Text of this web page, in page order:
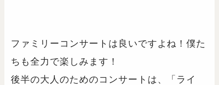
ファミリーコンサートは良いですよね！僕た
ちも全力で楽しみます！
後半の大人のためのコンサートは、「ライ